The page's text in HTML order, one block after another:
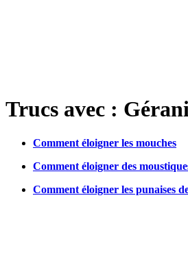
Trucs avec :
Comment éloigner les mouches
Comment éloigner des
Comment éloigner les punaises